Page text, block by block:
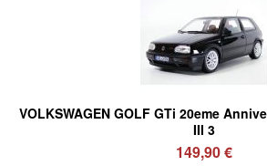
VOLKSWAGEN GOLF GTi 20eme
III 3
149,90 €